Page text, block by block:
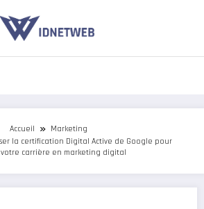
Accueil
Marketing
la certification Digital Active de Google pour
carrière en marketing digital